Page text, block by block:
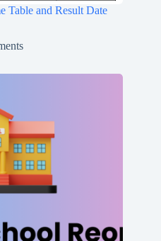
Table and Result Date